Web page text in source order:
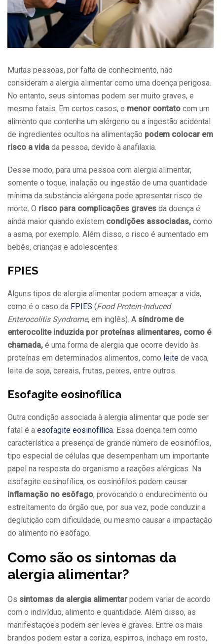
Muitas pessoas, por falta de conhecimento, não
consideram a alergia alimentar como uma doença perigosa.
No entanto, seus sintomas podem ser muito graves, e
mesmo fatais. Em certos casos, o menor contato com um
alimento que contenha um alérgeno ou a ingestão acidental
de ingredientes ocultos na alimentação podem colocar em
risco a vida da pessoa, devido à anafilaxia.
Desse modo, para uma pessoa com alergia alimentar,
somente o toque, inalação ou ingestão de uma quantidade
mínima da substância alérgena pode apresentar risco de
morte. O risco para complicações graves da doença é
ainda maior quando existem condições associadas, como
a asma, por exemplo. Além disso, o risco é aumentado em
bebês, crianças e adolescentes.
FPIES
Alguns tipos de alergia alimentar podem ameaçar a vida,
como é o caso da FPIES (Food Protein-Induced
Enterocolitis Syndrome, em inglês). A síndrome de
enterocolite induzida por proteínas alimentares, como é
chamada, é uma forma de alergia que ocorre devido às
proteínas em determinados alimentos, como leite de vaca,
leite de soja, cereais, frutas, peixes, entre outros.
Esofagite eosinofílica
Outra condição associada à alergia alimentar que pode ser
fatal é a esofagite eosinofílica. Essa doença tem como
característica a presença de grande número de eosinófilos,
tipo especial de células que desempenham um importante
papel na resposta do organismo a reações alérgicas. Na
esofagite eosinofílica, os eosinófilos podem causar
inflamação no esôfago, provocando o endurecimento ou
estreitamento do órgão que, por sua vez, pode conduzir a
deglutição com dificuldade, ou mesmo causar a impactação
do alimento no esôfago.
Como são os sintomas da
alergia alimentar?
Os sintomas da alergia alimentarpodem variar de acordo
com o indivíduo, alimento e quantidade. Além disso, as
manifestações podem ser leves e graves. Entre os mais
brandos podem estar a coriza, espirros, inchaço em rosto,